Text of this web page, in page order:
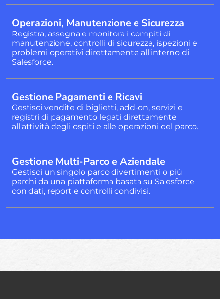
Operazioni, Manutenzione e Sicurezza
Registra, assegna e monitora i compiti di
manutenzione, controlli di sicurezza, ispezioni e
problemi operativi direttamente all'interno di
Salesforce.
Gestione Pagamenti e Ricavi
Gestisci vendite di biglietti, add-on, servizi e
registri di pagamento legati direttamente
all'attività degli ospiti e alle operazioni del parco.
Gestione Multi-Parco e Aziendale
Gestisci un singolo parco divertimenti o più
parchi da una piattaforma basata su Salesforce
con dati, report e controlli condivisi.